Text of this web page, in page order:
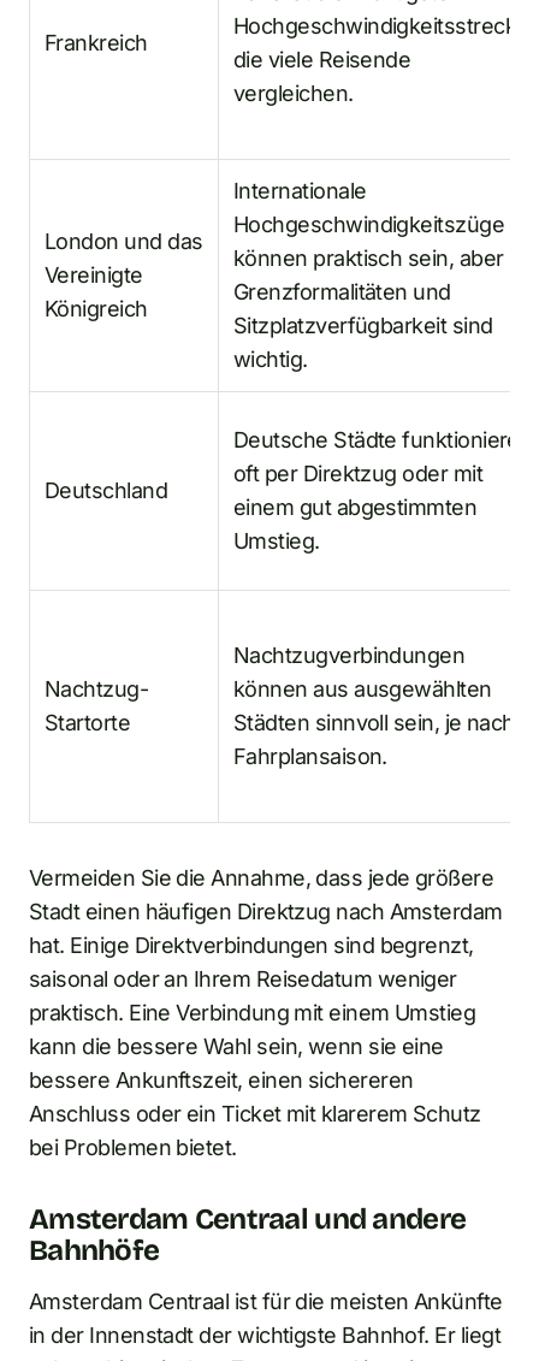
Frankreich
Hochgeschwindigkeitsstrecke,
die viele Reisende
vergleichen.
London und das
Vereinigte
Königreich
Internationale
Hochgeschwindigkeitszüge
können praktisch sein, aber
Grenzformalitäten und
Sitzplatzverfügbarkeit sind
wichtig.
Deutschland
Deutsche Städte funktionieren
oft per Direktzug oder mit
einem gut abgestimmten
Umstieg.
Nachtzug-
Startorte
Nachtzugverbindungen
können aus ausgewählten
Städten sinnvoll sein, je nach
Fahrplansaison.
Vermeiden Sie die Annahme, dass jede größere
Stadt einen häufigen Direktzug nach Amsterdam
hat. Einige Direktverbindungen sind begrenzt,
saisonal oder an Ihrem Reisedatum weniger
praktisch. Eine Verbindung mit einem Umstieg
kann die bessere Wahl sein, wenn sie eine
bessere Ankunftszeit, einen sichereren
Anschluss oder ein Ticket mit klarerem Schutz
bei Problemen bietet.
Amsterdam Centraal und andere
Bahnhöfe
Amsterdam Centraal ist für die meisten Ankünfte
in der Innenstadt der wichtigste Bahnhof. Er liegt